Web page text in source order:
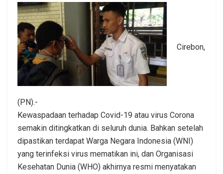
Cirebon,
(PN).-
Kewaspadaan terhadap Covid-19 atau virus Corona
semakin ditingkatkan di seluruh dunia. Bahkan setelah
dipastikan terdapat Warga Negara Indonesia (WNI)
yang terinfeksi virus mematikan ini, dan Organisasi
Kesehatan Dunia (WHO) akhirnya resmi menyatakan